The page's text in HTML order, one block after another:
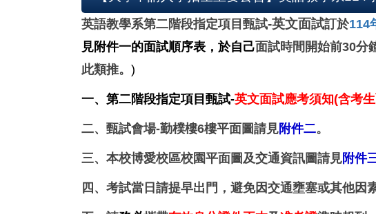
英語教學系第二階段指定項目甄試-英文面試訂於114
見附件一的面試順序表，於自己面試時間開始前30分
此類推。 )
一、第二階段指定項目甄試-英文面試應考須知(含考
二、 甄試會場-勤樸樓6樓平面圖請見附件二。
三、本校博愛校區校園平面圖及交通資訊圖請見附件
四、考試當日請提早出門，避免因交通壅塞或其他因